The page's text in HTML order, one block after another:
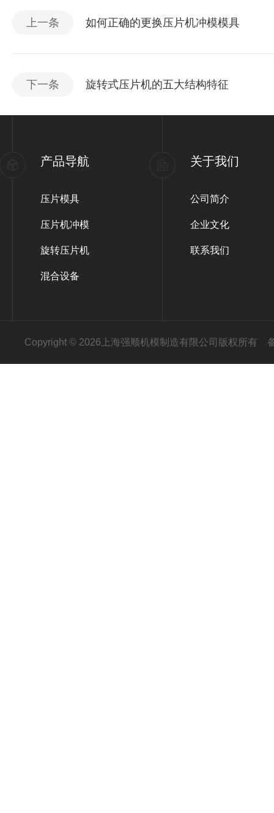
上一条 如何正确的更换压片机冲模模具
下一条 旋转式压片机的五大结构特征
产品导航
压片模具
压片机冲模
旋转压片机
混合设备
关于我们
公司简介
企业文化
联系我们
Copyright © 2026上海强顺机模制造有限公司版权所有